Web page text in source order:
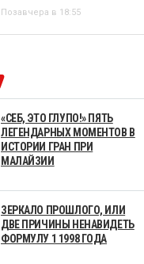
Позавчера в 18:55
«СЕБ, ЭТО ГЛУПО!» ПЯТЬ
ЛЕГЕНДАРНЫХ МОМЕНТОВ В
ИСТОРИИ ГРАН ПРИ
МАЛАЙЗИИ
ЗЕРКАЛО ПРОШЛОГО, ИЛИ
ДВЕ ПРИЧИНЫ НЕНАВИДЕТЬ
ФОРМУЛУ 1 1998 ГОДА